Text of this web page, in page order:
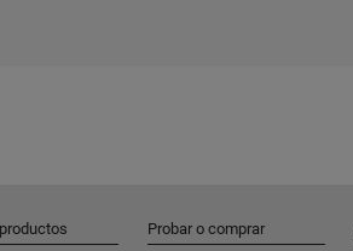
Probar o comprar